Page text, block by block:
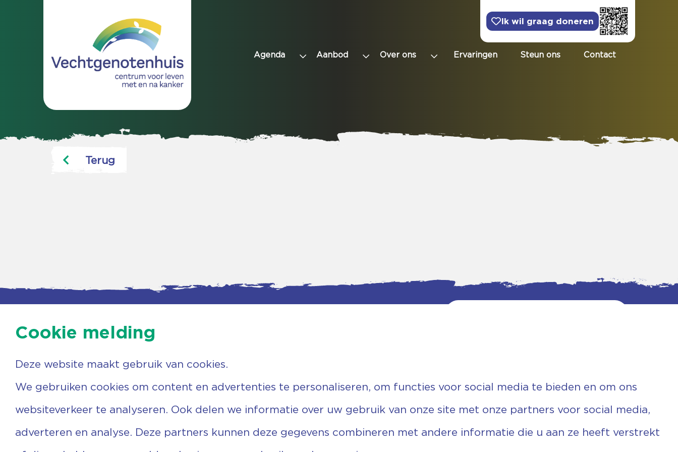
Ik wil graag doneren
Agenda Aanbod Over ons Ervaringen Steun ons Contact
Terug
Agenda
Nieuwsbrief
Vrijwilligers
Steun ons
Contactgegevens
7731 PA Ommen
0529 455 767
info@vechtgenoten.nl
Fiscaal: 819280288
Rek.nr: NL85RABO0127579230
Cookie melding
Deze website maakt gebruik van cookies.
We gebruiken cookies om content en advertenties te personaliseren, om functies voor social media te bieden en om ons
websiteverkeer te analyseren. Ook delen we informatie over uw gebruik van onze site met onze partners voor social media,
adverteren en analyse. Deze partners kunnen deze gegevens combineren met andere informatie die u aan ze heeft verstrekt